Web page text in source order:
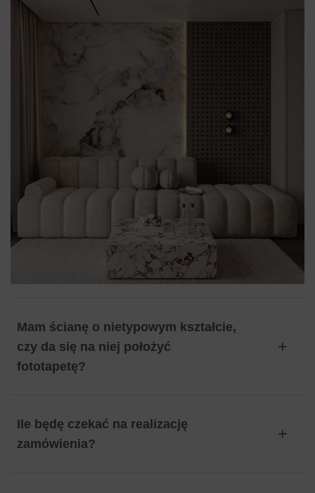
wnętrze.
Mam ścianę o nietypowym kształcie,
czy da się na niej położyć
fototapetę?
Ile będę czekać na realizację
zamówienia?